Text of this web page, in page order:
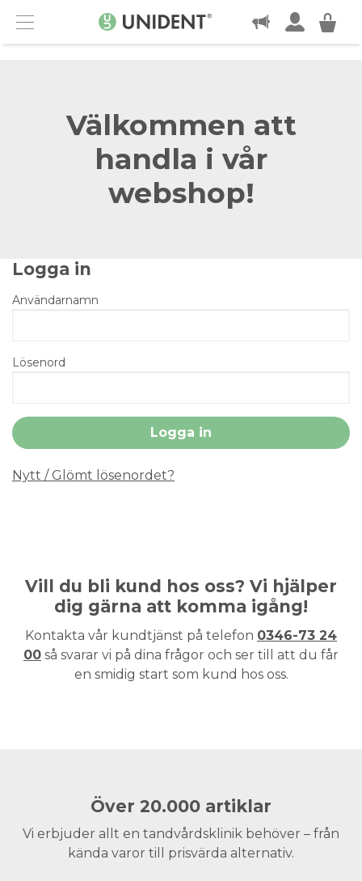
Menu
KONTAKT
Välkommen att
handla i vår
webshop!
Logga in
Användarnamn
Lösenord
Nytt / Glömt lösenordet?
Vill du bli kund hos oss? Vi hjälper
dig gärna att komma igång!
Kontakta vår kundtjänst på telefon 0346-73 24
00 så svarar vi på dina frågor och ser till att du får
en smidig start som kund hos oss.
Över 20.000 artiklar
Vi erbjuder allt en tandvårdsklinik behöver – från
kända varor till prisvärda alternativ.